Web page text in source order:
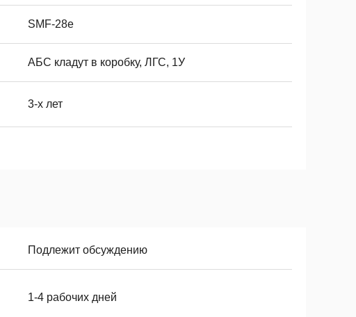
SMF-28e
АБС кладут в коробку, ЛГС, 1У
3-х лет
Подлежит обсуждению
1-4 рабочих дней